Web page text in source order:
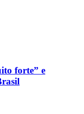
forte” e